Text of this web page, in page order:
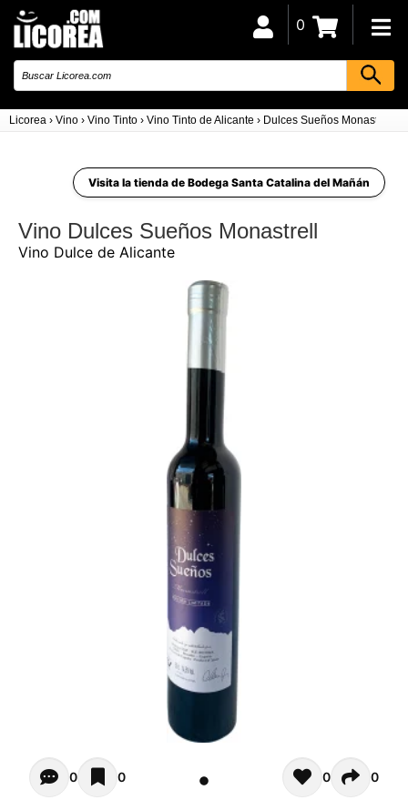
Licorea › Vino › Vino Tinto › Vino Tinto de Alicante › Dulces Sueños Monastrell
0
Visita la tienda de Bodega Santa Catalina del Mañán
Vino Dulces Sueños Monastrell
Vino Dulce de Alicante
Opiniones de clientes - Actualmente no hay
0 0 0 0